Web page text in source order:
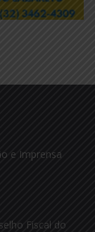
e Imprensa
Fiscal do